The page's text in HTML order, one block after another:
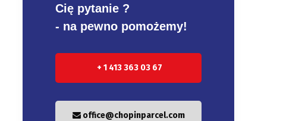
Cię pytanie ?
- na pewno pomożemy!
+ 1 413 363 03 67
office@chopinparcel.com